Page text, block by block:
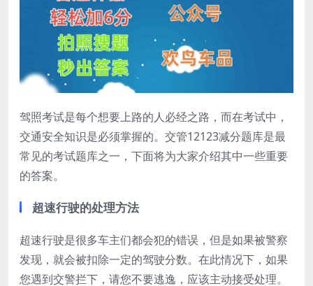
驾照考试是每个想要上路的人必经之路，而在考试中，
交通安全知识是必须掌握的。交管12123减分题库是最
常见的考试题库之一，下面将为大家介绍其中一些重要
的答案。
超速行驶的处理方法
超速行驶是很多车主们都会犯的错误，但是如果被警察
发现，就会被扣除一定的驾驶分数。在此情况下，如果
您遇到交警拦下，请您不要逃逸，应该主动接受处理。